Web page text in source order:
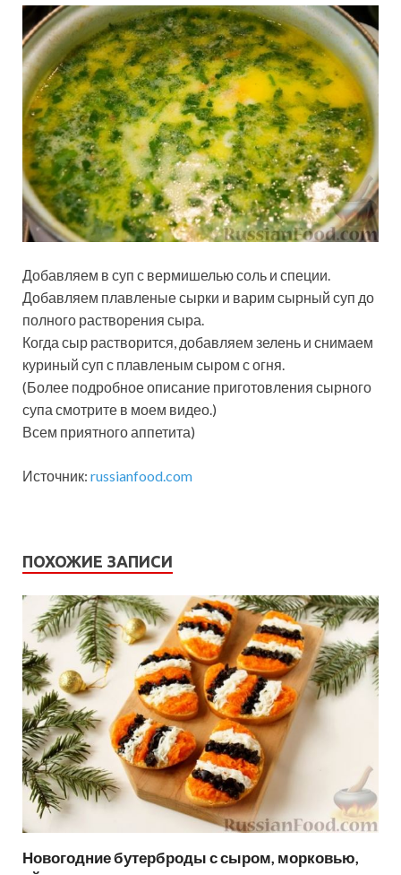
Добавляем в суп с вермишелью соль и специи.
Добавляем плавленые сырки и варим сырный суп до
полного растворения сыра.
Когда сыр растворится, добавляем зелень и снимаем
куриный суп с плавленым сыром с огня.
(Более подробное описание приготовления сырного
супа смотрите в моем видео.)
Всем приятного аппетита)
Источник: russianfood.com
ПОХОЖИЕ ЗАПИСИ
Новогодние бутерброды с сыром, морковью,